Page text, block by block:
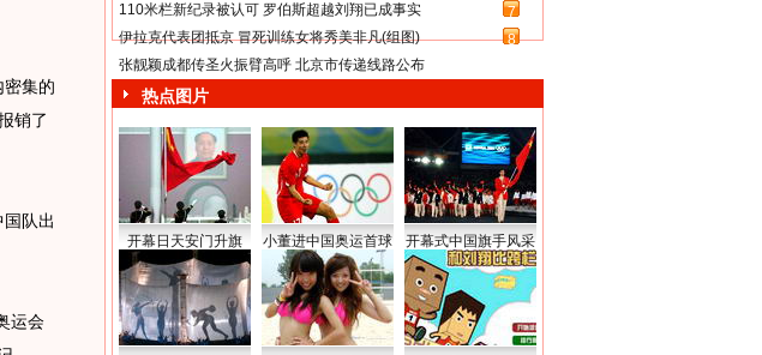
集的
销了
队出
运会
110米栏新纪录被认可 罗伯斯超越刘翔已成事实
7
伊拉克代表团抵京 冒死训练女将秀美非凡(组图)
8
张靓颖成都传圣火振臂高呼 北京市传递线路公布
热点图片
开幕日天安门升旗 小董进中国奥运首球 开幕式中国旗手风采